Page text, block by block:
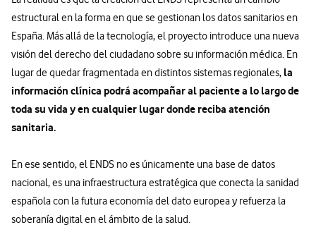
estructural en la forma en que se gestionan los datos sanitarios en
España. Más allá de la tecnología, el proyecto introduce una nueva
visión del derecho del ciudadano sobre su información médica. En
lugar de quedar fragmentada en distintos sistemas regionales, la
información clínica podrá acompañar al paciente a lo largo de
toda su vida y en cualquier lugar donde reciba atención
sanitaria.
En ese sentido, el ENDS no es únicamente una base de datos
nacional, es una infraestructura estratégica que conecta la sanidad
española con la futura economía del dato europea y refuerza la
soberanía digital en el ámbito de la salud.